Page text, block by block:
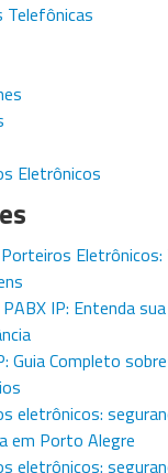
Telefônicas
Eletrônicos
Eletrônicos:
IP: Entenda sua
Guia Completo
eletrônicos:
em Porto Alegre
eletrônicos: